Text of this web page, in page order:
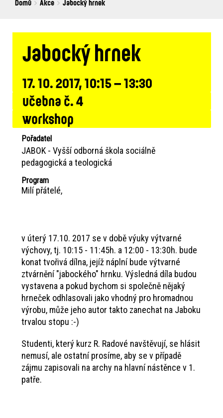
Breadcrumbs
You
Domů Akce Jabocký hrnek
Jabocký hrnek
17. 10. 2017, 10:15 – 13:30
učebna č. 4
workshop
Pořadatel
JABOK - Vyšší odborná škola sociálně
pedagogická a teologická
Program
Milí přátelé,
v úterý 17.10. 2017 se v době výuky výtvarné
výchovy, tj. 10:15 - 11:45h. a 12:00 - 13:30h. bude
konat tvořivá dílna, jejíž náplní bude výtvarné
ztvárnění "jabockého" hrnku. Výsledná díla budou
vystavena a pokud bychom si společně nějaký
hrneček odhlasovali jako vhodný pro hromadnou
výrobu, může jeho autor takto zanechat na Jaboku
trvalou stopu :-)
Studenti, který kurz R. Radové navštěvují, se hlásit
nemusí, ale ostatní prosíme, aby se v případě
zájmu zapisovali na archy na hlavní nástěnce v 1.
patře.